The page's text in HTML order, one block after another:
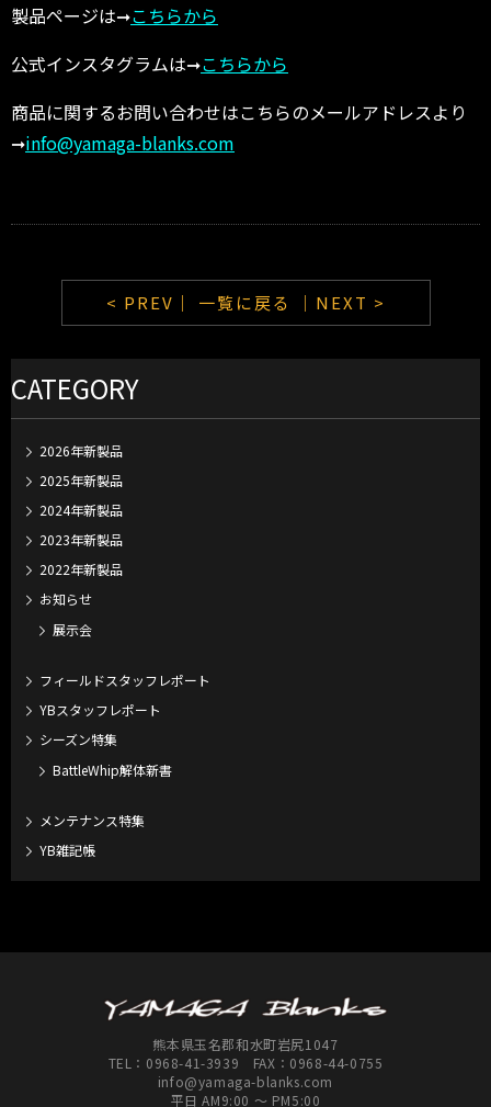
製品ページは➞こちらから
公式インスタグラムは➞こちらから
商品に関するお問い合わせはこちらのメールアドレスより
➞info@yamaga-blanks.com
< PREV｜ 一覧に戻る ｜NEXT >
CATEGORY
2026年新製品
2025年新製品
2024年新製品
2023年新製品
2022年新製品
お知らせ
展示会
フィールドスタッフレポート
YBスタッフレポート
シーズン特集
BattleWhip解体新書
メンテナンス特集
YB雑記帳
熊本県玉名郡和水町岩尻1047
TEL： 0968-41-3939 FAX：0968-44-0755
info@yamaga-blanks.com
平日 AM9:00 ～ PM5:00